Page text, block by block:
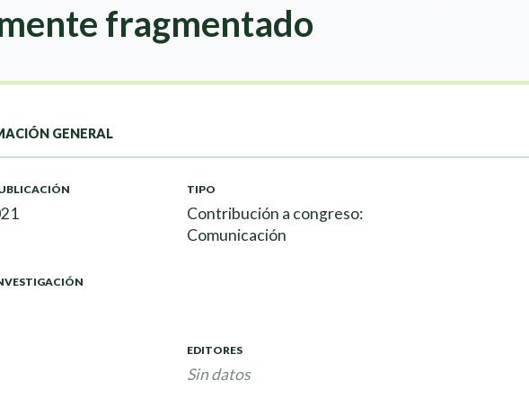
fragmentado
GENERAL
TIPO
Contribución a congreso:
Comunicación
EDITORES
Sin datos